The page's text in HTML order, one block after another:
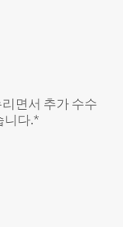
면서 추가 수수
니다.*